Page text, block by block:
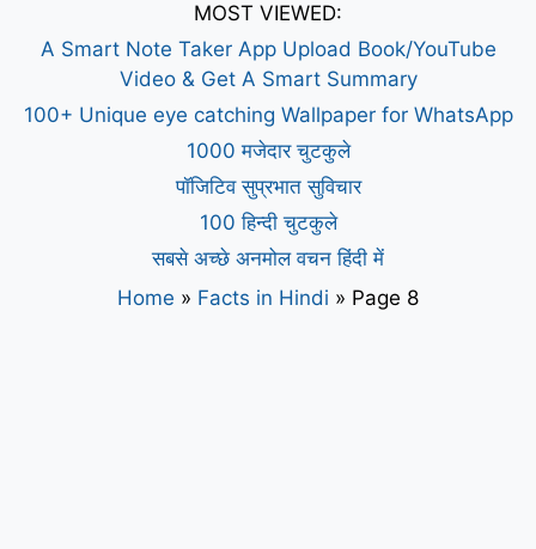
MOST VIEWED:
A Smart Note Taker App Upload Book/YouTube
Video & Get A Smart Summary
100+ Unique eye catching Wallpaper for WhatsApp
1000 मजेदार चुटकुले
पॉजिटिव सुप्रभात सुविचार
100 हिन्दी चुटकुले
सबसे अच्छे अनमोल वचन हिंदी में
Home » Facts in Hindi » Page 8